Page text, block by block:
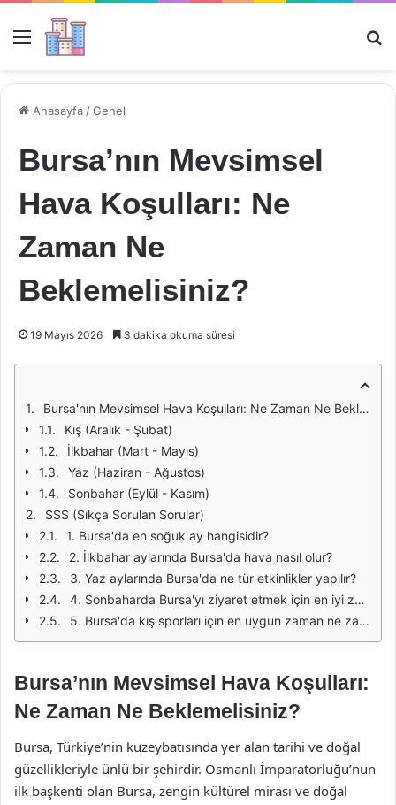
Menü
Anasayfa /Genel
Bursa’nın Mevsimsel
Hava Koşulları: Ne
Zaman Ne
Beklemelisiniz?
19 Mayıs 2026 3 dakika okuma süresi
Bursa'nın Mevsimsel Hava Koşulları: Ne Zaman Ne Beklemelisiniz?
Kış (Aralık - Şubat)
İlkbahar (Mart - Mayıs)
Yaz (Haziran - Ağustos)
Sonbahar (Eylül - Kasım)
SSS (Sıkça Sorulan Sorular)
1. Bursa'da en soğuk ay hangisidir?
2. İlkbahar aylarında Bursa'da hava nasıl olur?
3. Yaz aylarında Bursa'da ne tür etkinlikler yapılır?
4. Sonbaharda Bursa'yı ziyaret etmek için en iyi zaman nedir?
5. Bursa'da kış sporları için en uygun zaman ne zamandır?
Bursa’nın Mevsimsel Hava Koşulları:
Ne Zaman Ne Beklemelisiniz?
Bursa, Türkiye’nin kuzeybatısında yer alan tarihi ve doğal
güzellikleriyle ünlü bir şehirdir. Osmanlı İmparatorluğu’nun
ilk başkenti olan Bursa, zengin kültürel mirası ve doğal